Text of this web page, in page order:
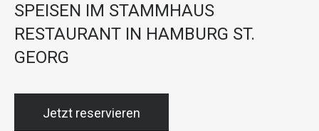
SPEISEN IM STAMMHAUS
RESTAURANT IN HAMBURG ST.
GEORG
Jetzt reservieren